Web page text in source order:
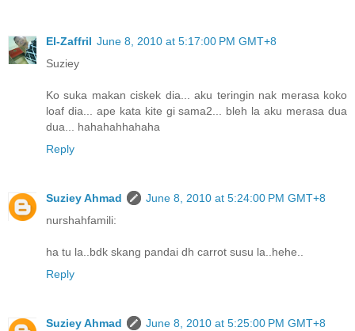
El-Zaffril June 8, 2010 at 5:17:00 PM GMT+8
Suziey
Ko suka makan ciskek dia... aku teringin nak merasa koko
loaf dia... ape kata kite gi sama2... bleh la aku merasa dua
dua... hahahahhahaha
Reply
Suziey Ahmad
June 8, 2010 at 5:24:00 PM GMT+8
nurshahfamili:
ha tu la..bdk skang pandai dh carrot susu la..hehe..
Reply
Suziey Ahmad
June 8, 2010 at 5:25:00 PM GMT+8